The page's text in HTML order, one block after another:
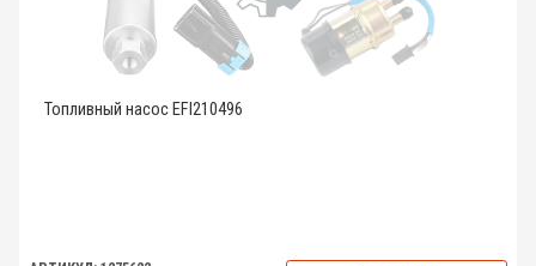
Топливный насос EFI210496